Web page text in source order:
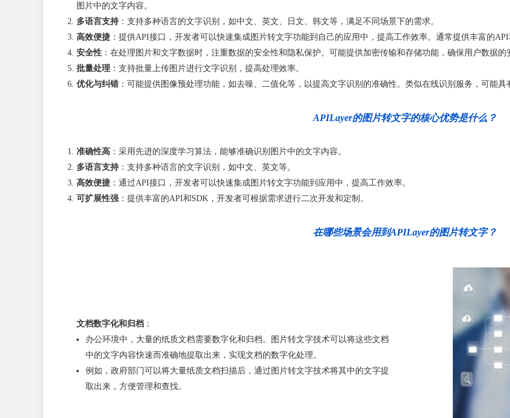
图片中的文字内容。
多语言支持 ：支持多种语言的文字识别，如中文、英文、日文、韩文等，满足不同场景下的需求。
高效便捷 ：提供API接口，开发者可以快速集成图片转文字功能到自己的应用中，提高工作效率。通常提供丰富的
安全性 ：在处理图片和文字数据时，注重数据的安全性和隐私保护。可能提供加密传输和存储功能，确保用户数据的
批量处理 ：支持批量上传图片进行文字识别，提高处理效率。
优化与纠错 ：可能提供图像预处理功能，如去噪、二值化等，以提高文字识别的准确性。类似在线识别服务，可能具
APILayer的图片转文字的核心优势是什么？
准确性高 ：采用先进的深度学习算法，能够准确识别图片中的文字内容。
多语言支持 ：支持多种语言的文字识别，如中文、英文等。
高效便捷 ：通过API接口，开发者可以快速集成图片转文字功能到应用中，提高工作效率。
可扩展性强 ：提供丰富的API和SDK，开发者可根据需求进行二次开发和定制。
在哪些场景会用到APILayer的图片转文字？
文档数字化和归档 ：
办公环境中，大量的纸质文档需要数字化和归档。图片转文字技术可以将这些文档
中的文字内容快速而准确地提取出来，实现文档的数字化处理。
例如，政府部门可以将大量纸质文档扫描后，通过图片转文字技术将其中的文字提
取出来，方便管理和查找。